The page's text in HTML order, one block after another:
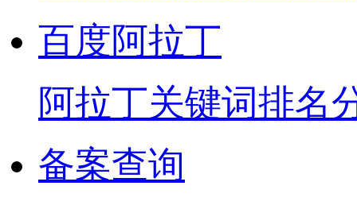
百度阿拉丁
阿拉丁关键词排名
备案查询